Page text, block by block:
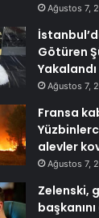
Ağustos 7,
Götüren
Yakalandı
Ağustos 7,
Fransa
alevler
Ağustos 7,
Zelenski,